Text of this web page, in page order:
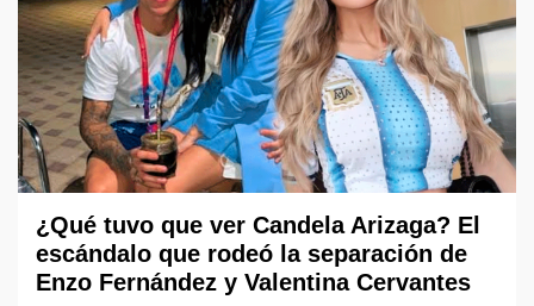
¿Qué tuvo que ver Candela Arizaga? El
escándalo que rodeó la separación de
Enzo Fernández y Valentina Cervantes